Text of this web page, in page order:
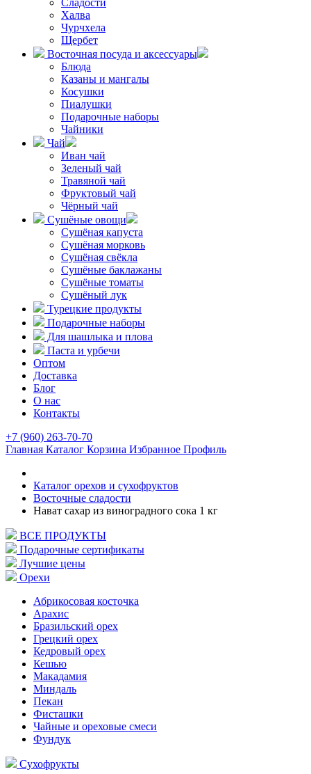
Сладости
Халва
Чурчхела
Щербет
Восточная посуда и аксессуары
Блюда
Казаны и мангалы
Косушки
Пиалушки
Подарочные наборы
Чайники
Чай
Иван чай
Зеленый чай
Травяной чай
Фруктовый чай
Чёрный чай
Сушёные овощи
Сушёная капуста
Сушёная морковь
Сушёная свёкла
Сушёные баклажаны
Сушёные томаты
Сушёный лук
Турецкие продукты
Подарочные наборы
Для шашлыка и плова
Паста и урбечи
Оптом
Доставка
Блог
О нас
Контакты
+7 (960) 263-70-70
Главная Каталог Корзина Избранное Профиль
Каталог орехов и сухофруктов
Восточные сладости
Нават сахар из виноградного сока 1 кг
ВСЕ ПРОДУКТЫ
Подарочные сертификаты
Лучшие цены
Орехи
Абрикосовая косточка
Арахис
Бразильский орех
Грецкий орех
Кедровый орех
Кешью
Макадамия
Миндаль
Пекан
Фисташки
Чайные и ореховые смеси
Фундук
Сухофрукты